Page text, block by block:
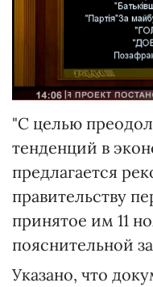
"С целью
тенденций в
предлагается
правительству
принятое им 11
пояснительной
Указано, что